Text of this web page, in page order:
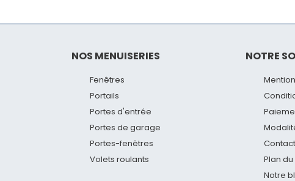
NOS MENUISERIES
Fenêtres
Portails
Portes d'entrée
Portes de garage
Portes-fenêtres
Volets roulants
NOTRE
Plan du
Notre